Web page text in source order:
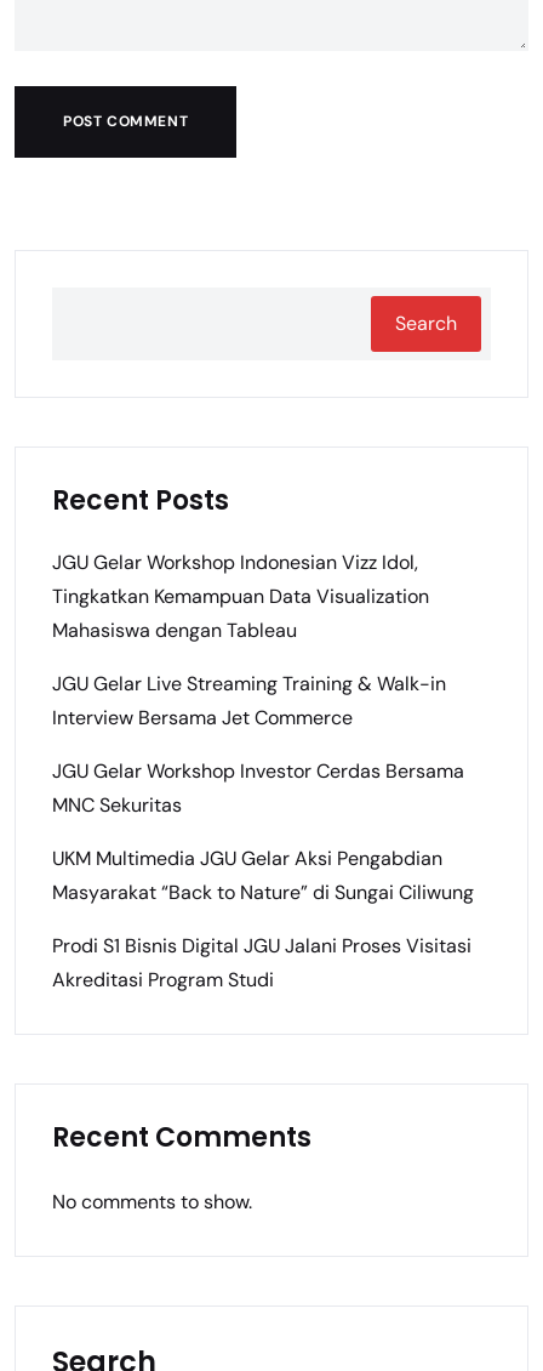
POST COMMENT
Search
Recent Posts
JGU Gelar Workshop Indonesian Vizz Idol,
Tingkatkan Kemampuan Data Visualization
Mahasiswa dengan Tableau
JGU Gelar Live Streaming Training & Walk-in
Interview Bersama Jet Commerce
JGU Gelar Workshop Investor Cerdas Bersama
MNC Sekuritas
UKM Multimedia JGU Gelar Aksi Pengabdian
Masyarakat “Back to Nature” di Sungai Ciliwung
Prodi S1 Bisnis Digital JGU Jalani Proses Visitasi
Akreditasi Program Studi
Recent Comments
No comments to show.
Search